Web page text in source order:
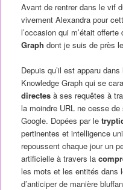
Avant de rentrer dans le vif
vivement Alexandra pour
l’occasion qui m’était
Graph dont je suis de près
Depuis qu’il est apparu
Knowledge Graph qui se
directes à ses requêtes à
la moindre URL ne cesse de
Google. Dopées par le
pertinentes et intelligence
repoussent chaque jour un
artificielle à travers la
les mots et les entités dans
d’anticiper de manière